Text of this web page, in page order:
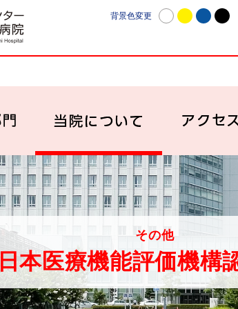
日本赤十字社愛知医療センター名古屋
背景色変更
診療科・部門 当院に
その他
本医療機能評価機構